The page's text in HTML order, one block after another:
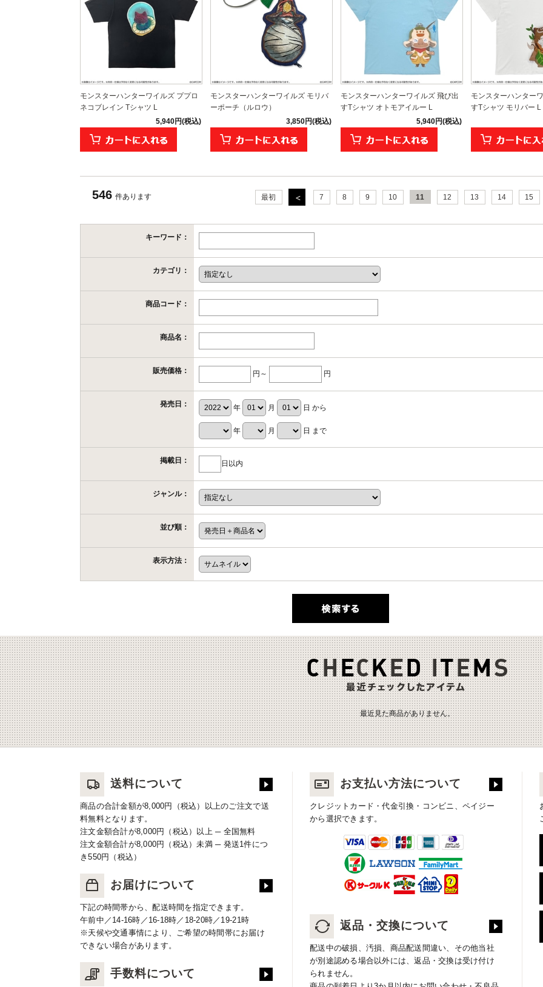
モンスターハンターワイルズ ププロ
ネコブレイン Tシャツ L
5,940円(税込)
モンスターハンターワイルズ モリバ
ーポーチ（ルロウ）
3,850円(税込)
モンスターハンターワイルズ 飛び出
すTシャツ オトモアイルー L
5,940円(税込)
モンスターハンター
すTシャツ モリバー L
546 件あります 最初 7 8 9 10 11 12 13 14 15
キーワード：
カテゴリ：
商品コード：
商品名：
販売価格： 円～ 円
発売日： 年 月 日 から
年 月 日 まで
掲載日： 日以内
ジャンル：
並び順：
表示方法：
最近見た商品がありません。
送料について
商品の合計金額が8,000円（税込）以上のご注文で送
料無料となります。
注文金額合計が8,000円（税込）以上 ─ 全国無料
注文金額合計が8,000円（税込）未満 ─ 発送1件につ
き550円（税込）
お届けについて
下記の時間帯から、配送時間を指定できます。
午前中／14-16時／16-18時／18-20時／19-21時
※天候や交通事情により、ご希望の時間帯にお届け
できない場合があります。
手数料について
お支払い方法について
クレジットカード・代金引換・コンビニ、ペイジー
から選択できます。
返品・交換について
配送中の破損、汚損、商品配送間違い、その他当社
が別途認める場合以外には、返品・交換は受け付け
られません。